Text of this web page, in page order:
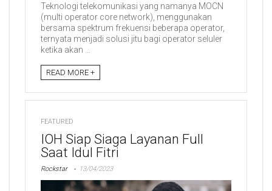
Teknologi telekomunikasi yang namanya MOCN
(multi operator core network), menggunakan
bersama spektrum frekuensi beberapa operator,
ternyata menjadi solusi jitu bagi operator seluler
ketika akan ...
READ MORE +
FEATURED
IOH Siap Siaga Layanan Full
Saat Idul Fitri
Rockstar 13/04/2023